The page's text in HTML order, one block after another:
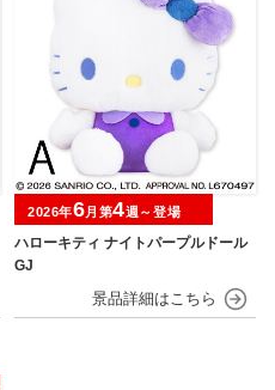
ハローキティ ナイトパープルドール
GJ
2026年6月第4週～登場